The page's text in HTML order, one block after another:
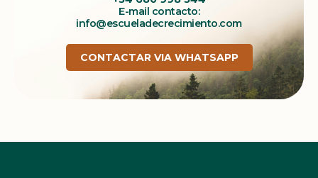
E-mail contacto:
info@escueladecrecimiento.com
CONTACTAR VIA WHATSAPP